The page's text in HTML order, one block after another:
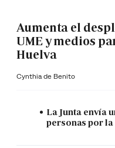
Aumenta el
UME y medios
Huelva
Cynthia de Benito
La Junta envía
personas por